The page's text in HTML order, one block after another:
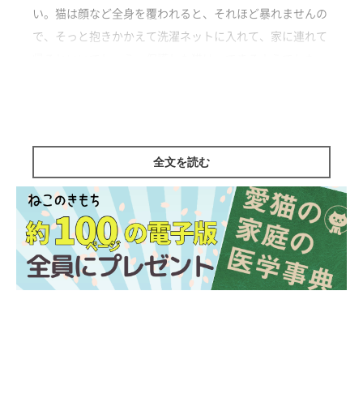
い。猫は顔など全身を覆われると、それほど暴れませんの
で、そっと抱きかかえて洗濯ネットに入れて、家に連れて
監修／ねこのきもち相談室 担当獣医師
全文を読む